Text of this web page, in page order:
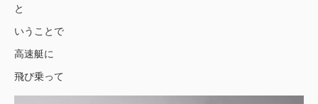
と
いうことで
高速艇に
飛び乗って